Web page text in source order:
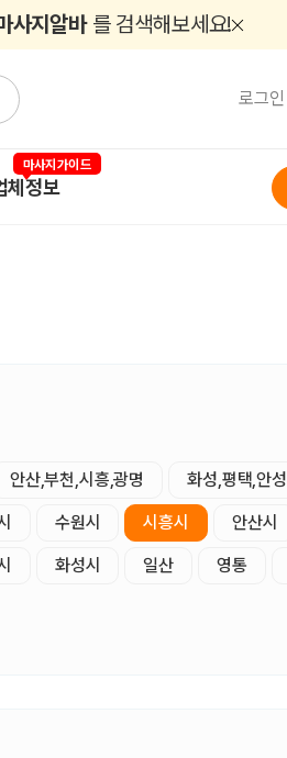
사지알바 를 검색해보세요!
로그인
체정보
마사지가이드
안산,부천,시흥,광명 화성,평택,안성
수원시 시흥시 안산시
화성시 일산 영통